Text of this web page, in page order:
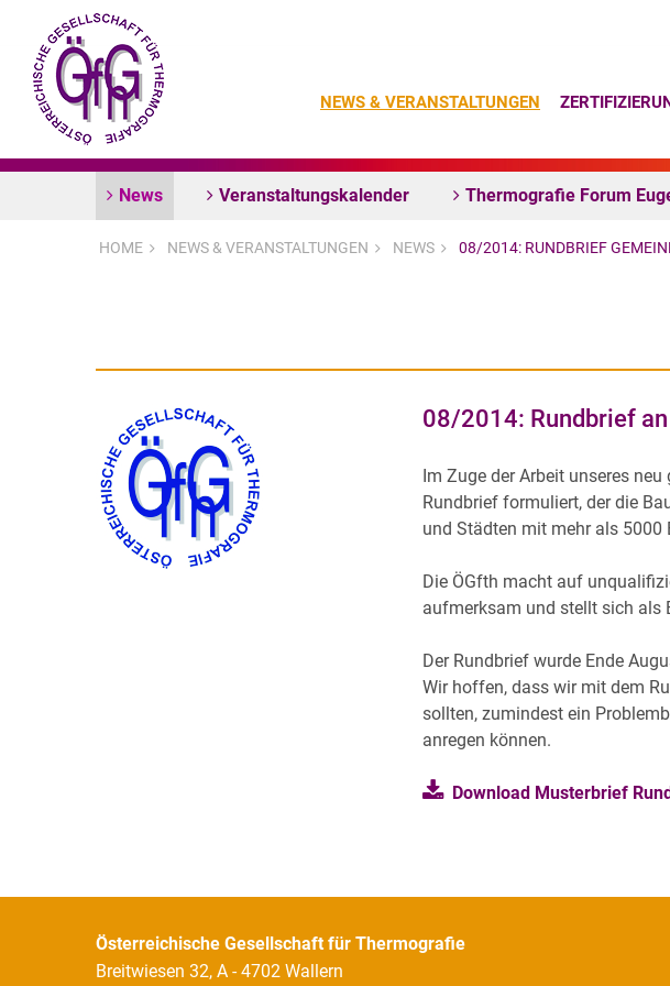
NEWS & VERANSTALTUNGEN
News Veranstaltungskalender Thermografie Forum
HOME NEWS & VERANSTALTUNGEN NEWS 08/2014: RUNDBRIEF
08/2014: Rundbrief
Im Zuge der Arbeit unseres
Rundbrief formuliert, der die
und Städten mit mehr als 5000
Die ÖGfth macht auf
aufmerksam und stellt sich als
Der Rundbrief wurde Ende
Wir hoffen, dass wir mit dem
sollten, zumindest ein
anregen können.
Download Musterbrief
Österreichische Gesellschaft für Thermografie
Breitwiesen 32, A - 4702 Wallern